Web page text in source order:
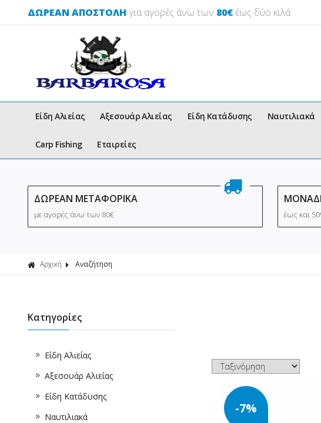
ΔΩΡΕΑΝ ΑΠΟΣΤΟΛΗ για αγορές άνω των 80€ έως δύο κιλά
Είδη Αλιείας Αξεσουάρ Αλιείας Είδη Κατάδυσης Ναυτιλιακά
Carp Fishing Εταιρείες
ΔΩΡΕΑΝ ΜΕΤΑΦΟΡΙΚΑ
με αγορές άνω των 80€ έως και
Αρχική Αναζήτηση
Κατηγορίες
Είδη Αλιείας
Αξεσουάρ Αλιείας
Είδη Κατάδυσης
Ναυτιλιακά
-7%